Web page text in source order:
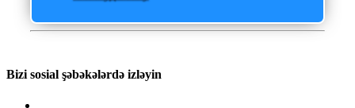
Bizi sosial şəbəkələrdə izləyin